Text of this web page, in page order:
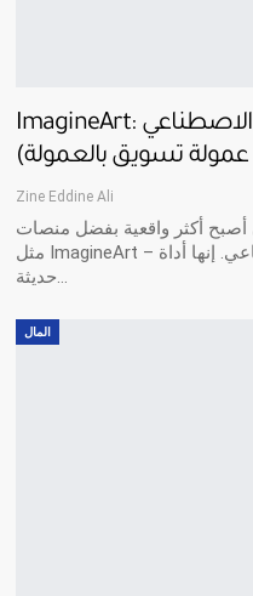
ImagineArt: الربح من رسومات الذكاء الاصطناعي
Zine Eddine Ali
أكثر واقعية بفضل منصات
مثل ImagineArt – الربح من رسومات الذكاء الاصطناعي. إنها أداة
المال